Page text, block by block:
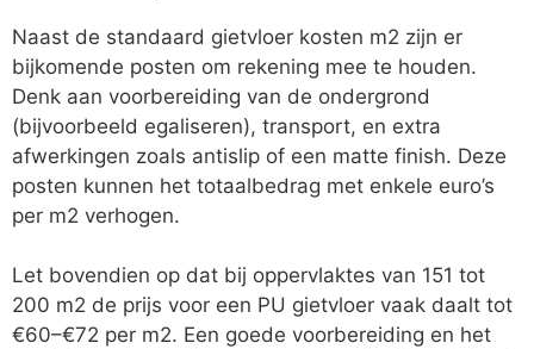
Naast de standaard gietvloer kosten m2 zijn er
bijkomende posten om rekening mee te houden.
Denk aan voorbereiding van de ondergrond
(bijvoorbeeld egaliseren), transport, en extra
afwerkingen zoals antislip of een matte finish. Deze
posten kunnen het totaalbedrag met enkele euro’s
per m2 verhogen.
Let bovendien op dat bij oppervlaktes van 151 tot
200 m2 de prijs voor een PU gietvloer vaak daalt tot
€60–€72 per m2. Een goede voorbereiding en het